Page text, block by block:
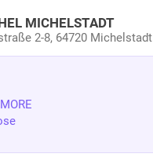
MICHELSTADT
2-8, 64720 Michelstadt